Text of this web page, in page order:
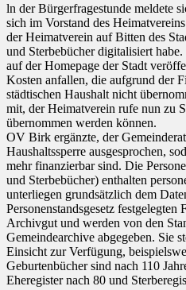
ln der Bürgerfragestunde meldete
sich im Vorstand des
der Heimatverein auf Bitten des
und Sterbebücher digitalisiert
auf der Homepage der Stadt
Kosten anfallen, die aufgrund der
städtischen Haushalt nicht
mit, der Heimatverein rufe nun zu
übernommen werden können.
OV Birk ergänzte, der
Haushaltssperre ausgesprochen,
mehr finanzierbar sind. Die
und Sterbebücher) enthalten
unterliegen grundsätzlich dem
Personenstandsgesetz festgelegten
Archivgut und werden von den
Gemeindearchive abgegeben. Sie
Einsicht zur Verfügung,
Geburtenbücher sind nach 110
Eheregister nach 80 und